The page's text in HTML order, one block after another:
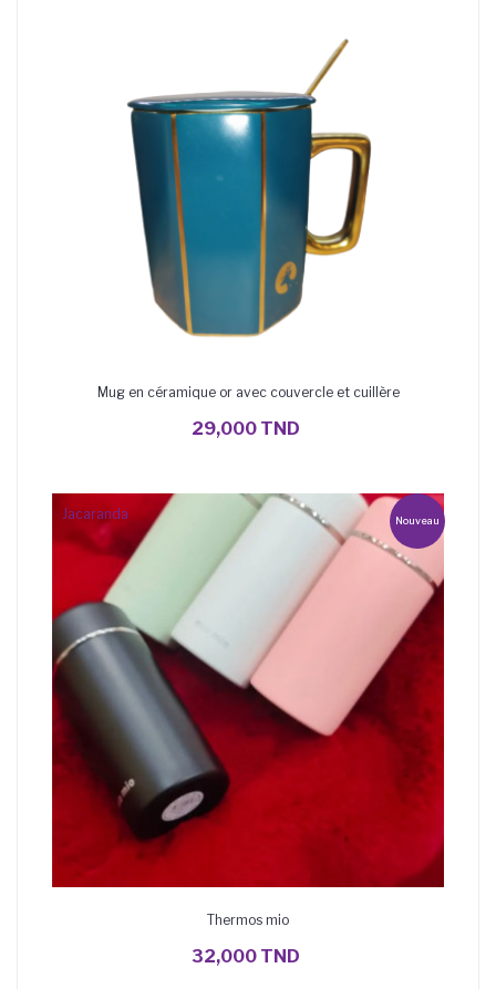
Mug en céramique or avec couvercle et cuillère
29,000 TND
Nouveau
Jacaranda
Thermos mio
32,000 TND